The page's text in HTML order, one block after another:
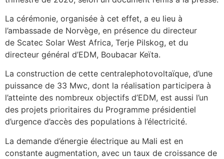
La cérémonie, organisée à cet effet, a eu lieu à
l’ambassade de Norvège, en présence du directeur
de Scatec Solar West Africa, Terje Pilskog, et du
directeur général d’EDM, Boubacar Keïta.
La construction de cette centralephotovoltaïque, d’une
puissance de 33 Mwc, dont la réalisation participera à
l’atteinte des nombreux objectifs d’EDM, est aussi l’un
des projets prioritaires du Programme présidentiel
d’urgence d’accès des populations à l’électricité.
La demande d’énergie électrique au Mali est en
constante augmentation, avec un taux de croissance de